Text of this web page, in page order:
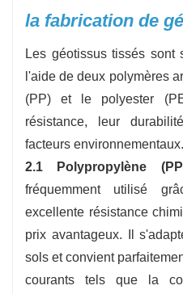
la fabrication de
Les géotissus tissés sont
l'aide de deux polymères
(PP) et le polyester
résistance, leur
facteurs environnementaux.
2.1 Polypropylène
fréquemment utilisé
excellente résistance
prix avantageux. Il
sols et convient
courants tels que la